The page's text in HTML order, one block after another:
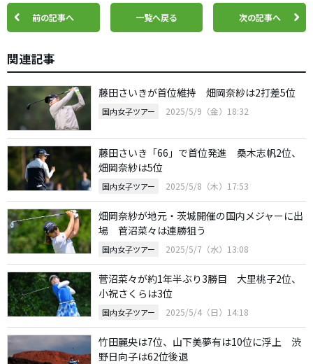
前の記事へ 一覧へ戻る 次の記事へ
関連記事
藤田さいきが首位維持 畑岡奈紗は2打差5位
国内女子ツアー 2025/5/9（金）18:32
藤田さいき「66」で首位発進 桑木志帆2位、
畑岡奈紗は5位
国内女子ツアー 2025/5/8（木）17:53
畑岡奈紗が地元・茨城開催の国内メジャーに出
場 菅沼菜々は連勝狙う
国内女子ツアー 2025/5/7（水）13:08
菅沼菜々が約1年半ぶり3勝目 大里桃子2位、
小祝さくらは3位
国内女子ツアー 2025/5/4（日）14:18
竹田麗央は7位、山下美夢有は10位に浮上 渋
野日向子は62位後退